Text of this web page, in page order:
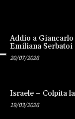
Addio a
Emiliana Serbatoi
20/07/2026
Israele – Colpita
19/03/2026